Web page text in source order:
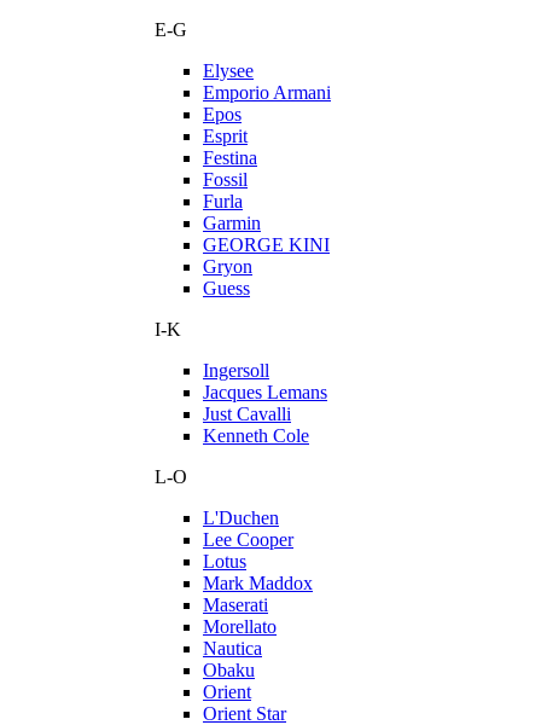
E-G
Elysee
Emporio Armani
Epos
Esprit
Festina
Fossil
Furla
Garmin
GEORGE KINI
Gryon
Guess
I-K
Ingersoll
Jacques Lemans
Just Cavalli
Kenneth Cole
L-O
L'Duchen
Lee Cooper
Lotus
Mark Maddox
Maserati
Morellato
Nautica
Obaku
Orient
Orient Star